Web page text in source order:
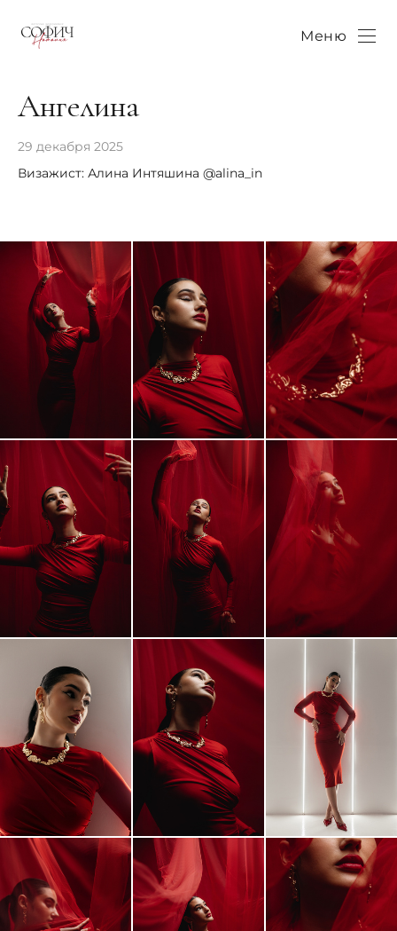
Меню
Ангелина
29 декабря 2025
Визажист: Алина Интяшина @alina_in